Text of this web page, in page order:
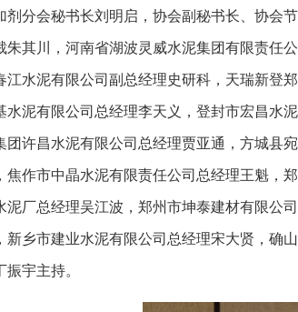
剂分会秘书长刘明启，协会副秘书长、协会
朱其川，河南省湖波灵威水泥集团有限责任
江水泥有限公司副总经理史研科，天瑞新登
水泥有限公司总经理李天义，登封市宏昌水
团许昌水泥有限公司总经理贾亚通，方城县
焦作市中晶水泥有限责任公司总经理王魁，
泥厂总经理吴江波，郑州市坤泰建材有限公
新乡市建业水泥有限公司总经理宋大贤，确
宇主持。